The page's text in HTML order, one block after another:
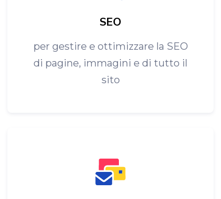
SEO
per gestire e ottimizzare la SEO
di pagine, immagini e di tutto il
sito